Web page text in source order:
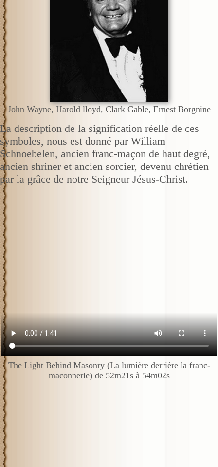
John Wayne, Harold lloyd, Clark Gable, Ernest Borgnine
La description de la signification réelle de ces
symboles, nous est donné par William
Schnoebelen, ancien franc-maçon de haut degré,
ancien shriner et ancien sorcier, devenu chrétien
par la grâce de notre Seigneur Jésus-Christ.
The Light Behind Masonry (La lumière derrière la franc-
maconnerie) de 52m21s à 54m02s